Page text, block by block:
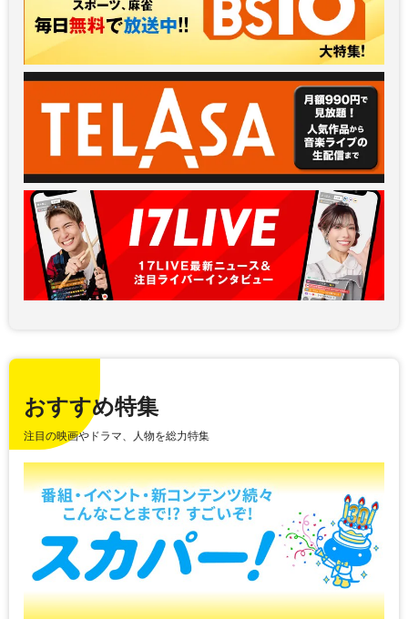
おすすめ特集
注目の映画やドラマ、人物を総力特集